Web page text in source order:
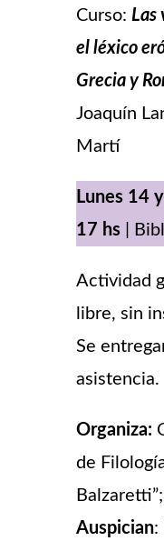
Curso: Las
el léxico
Grecia y
Joaquín
Martí
Lunes 14
17 hs |
Actividad
libre, sin
Se
asistencia.
Organiza:
de
Balzaretti”;
Auspician: